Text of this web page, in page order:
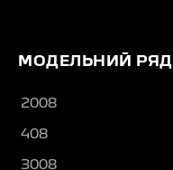
МОДЕЛЬНИЙ РЯД
2008
408
3008